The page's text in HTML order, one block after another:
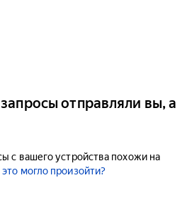
отправляли вы, а
с вашего устройства похожи на
могло произойти?